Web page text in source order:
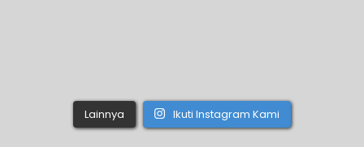
Lainnya Ikuti Instagram Kami